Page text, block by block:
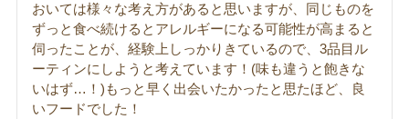
おいては様々な考え方があると思いますが、同じものを
ずっと食べ続けるとアレルギーになる可能性が高まると
伺ったことが、経験上しっかりきているので、3品目ル
ーティンにしようと考えています！(味も違うと飽きな
いはず…！)もっと早く出会いたかったと思たほど、良
いフードでした！